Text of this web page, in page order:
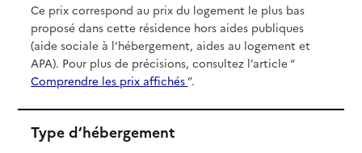
Ce prix correspond au prix du logement le plus bas
proposé dans cette résidence hors aides publiques
(aide sociale à l’hébergement, aides au logement et
APA). Pour plus de précisions, consultez l’article “
Comprendre les prix affichés”.
Type d’hébergement